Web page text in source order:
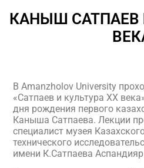
КАНЫШ САТПАЕВ
В Amanzholov University
«Сатпаев и культура ХХ
дня рождения первого
Каныша Сатпаева. Лекции
специалист музея
технического
имени К.Сатпаева